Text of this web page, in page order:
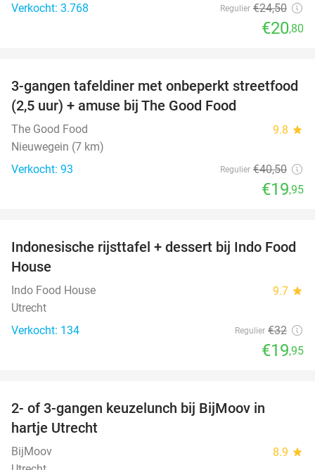
Verkocht: 3.768
Regulier €24,50
€20,80
51%
3-gangen tafeldiner met onbeperkt streetfood
(2,5 uur) + amuse bij The Good Food
The Good Food 9.8 star
Nieuwegein (7 km)
Verkocht: 93
Regulier €40,50
€19,95
38%
Indonesische rijsttafel + dessert bij Indo Food
House
Indo Food House 9.7 star
Utrecht
Verkocht: 134
Regulier €32
€19,95
2- of 3-gangen keuzelunch bij BijMoov in
hartje Utrecht
BijMoov 8.9 star